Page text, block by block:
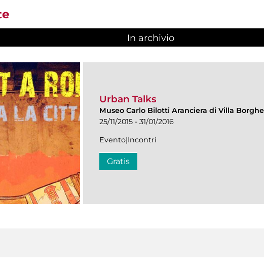
In archivio
Urban Talks
Museo Carlo Bilotti Aranciera di Villa
25/11/2015 - 31/01/2016
Evento|Incontri
Gratis